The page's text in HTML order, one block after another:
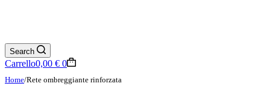
Search
Carrello0,00 € 0
Home/Rete ombreggiante rinforzata